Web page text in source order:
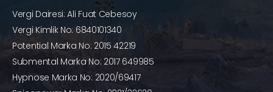
Vergi Dairesi: Ali Fuat Cebesoy
Vergi Kimlik No: 6840101340
Potential Marka No: 2015 42219
Submental Marka No: 2017 649985
Hypnose Marka No: 2020/69417